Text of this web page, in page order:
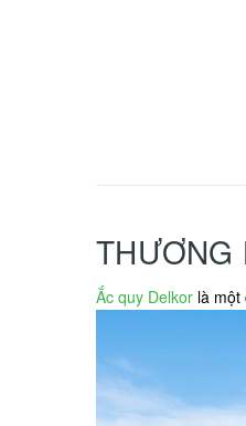
THƯƠNG
Ắc quy Delkor là một